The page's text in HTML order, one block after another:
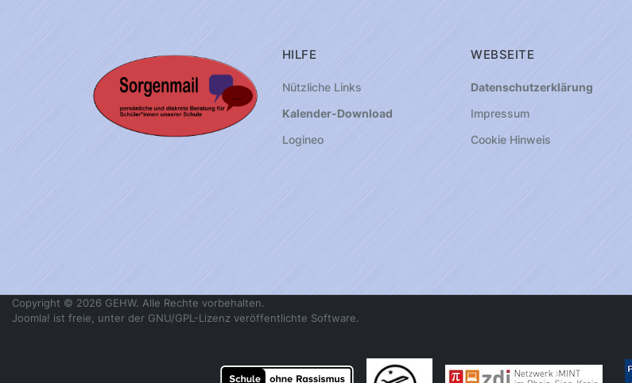
HILFE
Nützliche Links
Kalender-Download
Logineo
WEBSEITE
Datenschutzerklärung
Impressum
Cookie Hinweis
Copyright © 2026 GEHW. Alle Rechte vorbehalten.
Joomla! ist freie, unter der GNU/GPL-Lizenz veröffentlichte Software.